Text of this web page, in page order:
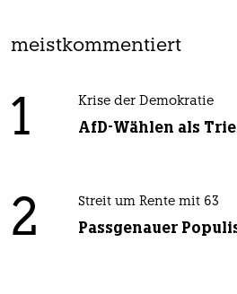
meistkommentiert
1 Krise der Demokratie
AfD-Wählen als
2 Streit um Rente mit 63
Passgenauer